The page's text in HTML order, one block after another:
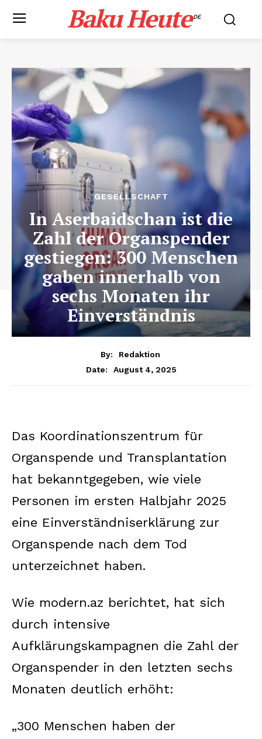
Baku Heute.DE
GESELLSCHAFT
In Aserbaidschan ist die
Zahl der Organspender
gestiegen: 300 Menschen
gaben innerhalb von
sechs Monaten ihr
Einverständnis
By:
Redaktion
Date:
August 4, 2025
Das Koordinationszentrum für
Organspende und Transplantation
hat bekanntgegeben, wie viele
Personen im ersten Halbjahr 2025
eine Einverständniserklärung zur
Organspende nach dem Tod
unterzeichnet haben.
Wie modern.az berichtet, hat sich
durch intensive
Aufklärungskampagnen die Zahl der
Organspender in den letzten sechs
Monaten deutlich erhöht:
„300 Menschen haben der